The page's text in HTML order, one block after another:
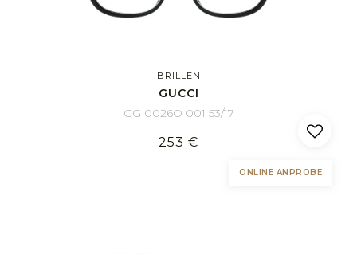
BRILLEN
GUCCI
GG 0026O 001 53/17
253 €
ONLINE ANPROBE